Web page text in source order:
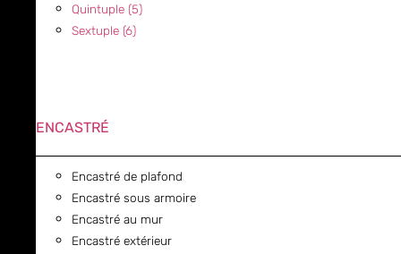
Quintuple (5)
Sextuple (6)
ENCASTRÉ
Encastré de plafond
Encastré sous armoire
Encastré au mur
Encastré extérieur